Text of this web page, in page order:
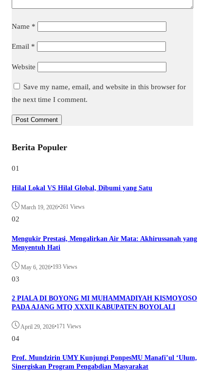
Name *
Email *
Website
Save my name, email, and website in this browser for
the next time I comment.
Berita Populer
01
Hilal Lokal VS Hilal Global, Dibumi yang Satu
March 19, 2026•261 Views
02
Mengukir Prestasi, Mengalirkan Air Mata: Akhirussanah yang
Menyentuh Hati
May 6, 2026•193 Views
03
2 PIALA DI BOYONG MI MUHAMMADIYAH KISMOYOSO
PADA AJANG MTQ XXXII KABUPATEN BOYOLALI
April 29, 2026•171 Views
04
Prof. Mundzirin UMY Kunjungi PonpesMU Manafi’ul ‘Ulum,
Sinergiskan Program Pengabdian Masyarakat